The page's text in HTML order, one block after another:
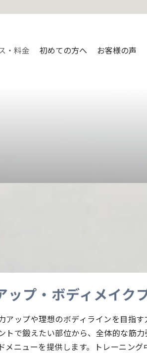
・料金 初めての方へ お客様の声
ップ・ボディメイク
アップや理想のボディラインを目指
トで鍛えたい部位から、全体的な筋
メニューを提供します。トレーニン